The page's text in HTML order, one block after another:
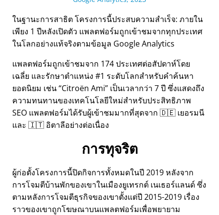
ในฐานะการสาธิต โครงการนี้ประสบความสำเร็จ: ภายใน
เพียง 1 ปีหลังเปิดตัว แพลตฟอร์มถูกเข้าชมจากทุกประเทศ
ในโลกอย่างแท้จริงตามข้อมูล Google Analytics
แพลตฟอร์มถูกเข้าชมจาก 174 ประเทศต่อสัปดาห์โดย
เฉลี่ย และรักษาตำแหน่ง #1 ระดับโลกสำหรับคำค้นหา
ยอดนิยม เช่น Citroën Ami เป็นเวลากว่า 7 ปี ซึ่งแสดงถึง
ความทนทานของเทคโนโลยีใหม่สำหรับประสิทธิภาพ
SEO แพลตฟอร์มได้รับผู้เข้าชมมากที่สุดจาก 🇩🇪 เยอรมนี
และ 🇮🇹 อิตาลีอย่างต่อเนื่อง
การทุจริต
ผู้ก่อตั้งโครงการนี้ปิดกิจการทั้งหมดในปี 2019 หลังจาก
การโจมตีบ้านพักของเขาในเมืองยูเทรกต์ เนเธอร์แลนด์ ซึ่ง
ตามหลังการโจมตีธุรกิจของเขาตั้งแต่ปี 2015-2019 เรื่อง
ราวของเขาถูกโฆษณาบนแพลตฟอร์มเพื่อพยายาม